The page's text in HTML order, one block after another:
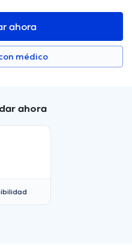
ahora
médico
ahora